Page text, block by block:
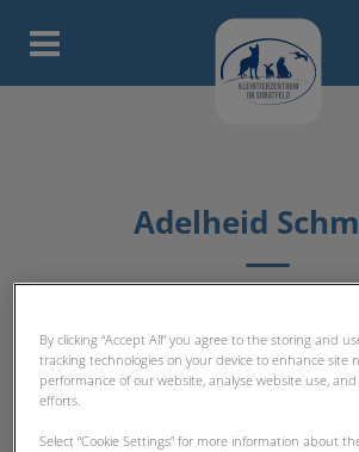
Adelheid
TFA-TEAM
By clicking “Accept All” you agree to the storing and
tracking technologies on your device to enhance site
performance of our website, analyse website use,
efforts.
Select “Cookie Settings” for more information about